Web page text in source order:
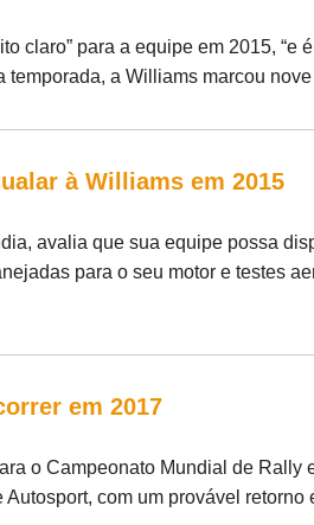
claro” para a equipe em 2015, “e
a Williams marcou nove
à Williams em 2015
avalia que sua equipe possa
para o seu motor e testes
em 2017
o Campeonato Mundial de Rally
com um provável retorno